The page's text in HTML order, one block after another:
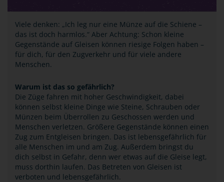
Viele denken: „Ich leg nur eine Münze auf die Schiene –
das ist doch harmlos.“ Aber Achtung: Schon kleine
Gegenstände auf Gleisen können riesige Folgen haben –
für dich, für den Zugverkehr und für viele andere
Menschen.
Warum ist das so gefährlich?
Die Züge fahren mit hoher Geschwindigkeit, dabei
können selbst kleine Dinge wie Steine, Schrauben oder
Münzen beim Überrollen zu Geschossen werden und
Menschen verletzen. Größere Gegenstände können einen
Zug zum Entgleisen bringen. Das ist lebensgefährlich für
alle Menschen im und am Zug. Außerdem bringst du
dich selbst in Gefahr, denn wer etwas auf die Gleise legt,
muss dorthin laufen. Das Betreten von Gleisen ist
verboten und lebensgefährlich.